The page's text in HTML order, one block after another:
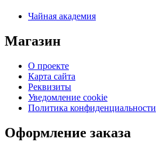
Чайная академия
Магазин
О проекте
Карта сайта
Реквизиты
Уведомление cookie
Политика конфиденциальности
Оформление заказа